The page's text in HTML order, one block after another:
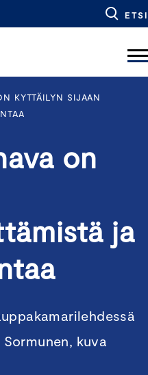
ETSI
KYTTÄILYN SIJAAN
on
ja
kuva